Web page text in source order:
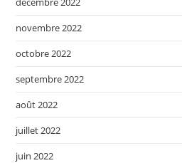
novembre 2022
octobre 2022
septembre 2022
août 2022
juillet 2022
juin 2022